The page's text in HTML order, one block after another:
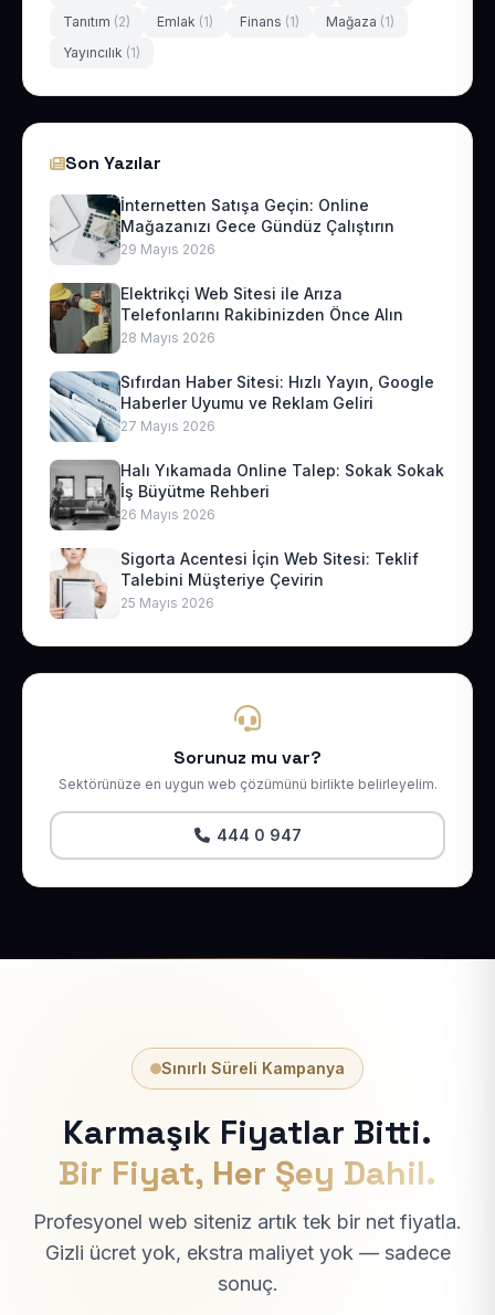
Tanıtım (2) Emlak (1) Finans (1) Mağaza (1)
Yayıncılık (1)
Son Yazılar
İnternetten Satışa Geçin: Online
Mağazanızı Gece Gündüz Çalıştırın
29 Mayıs 2026
Elektrikçi Web Sitesi ile Arıza
Telefonlarını Rakibinizden Önce Alın
28 Mayıs 2026
Sıfırdan Haber Sitesi: Hızlı Yayın, Google
Haberler Uyumu ve Reklam Geliri
27 Mayıs 2026
Halı Yıkamada Online Talep: Sokak Sokak
İş Büyütme Rehberi
26 Mayıs 2026
Sigorta Acentesi İçin Web Sitesi: Teklif
Talebini Müşteriye Çevirin
25 Mayıs 2026
Sorunuz mu var?
Sektörünüze en uygun web çözümünü birlikte belirleyelim.
444 0 947
Sınırlı Süreli Kampanya
Karmaşık Fiyatlar Bitti.
Bir Fiyat, Her Şey Dahil.
Profesyonel web siteniz artık tek bir net fiyatla.
Gizli ücret yok, ekstra maliyet yok — sadece
sonuç.